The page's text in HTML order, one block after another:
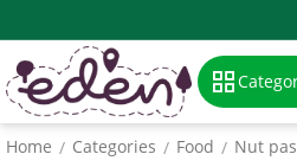
Home / Categories / Food / Nut